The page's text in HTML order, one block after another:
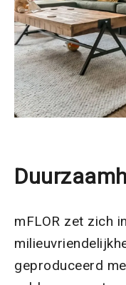
mFLOR zet zich
geproduceerd